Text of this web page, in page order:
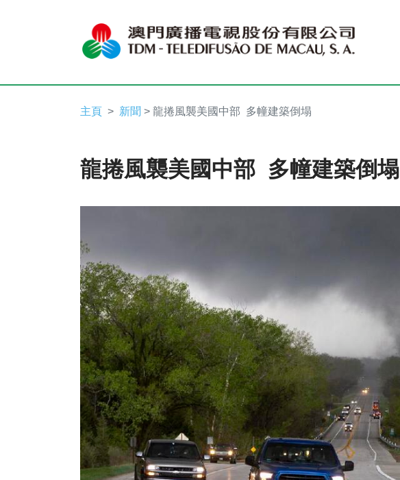
主頁 新聞 > 龍捲風襲美國中部 多幢建築倒塌
龍捲風襲美國中部 多幢建築倒塌